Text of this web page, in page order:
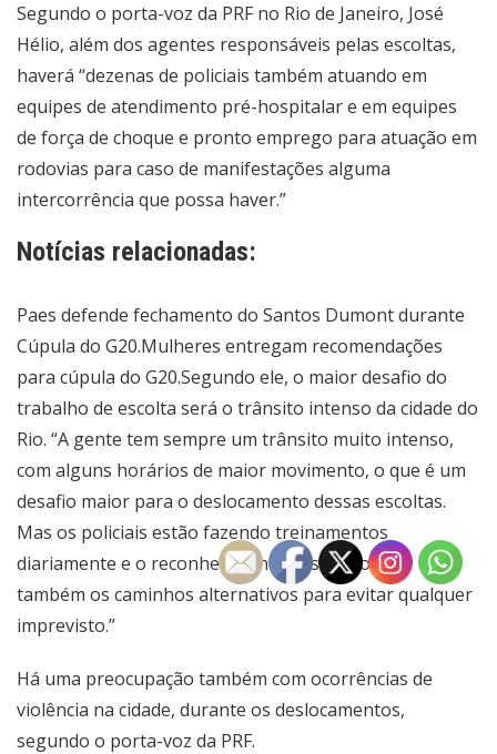
Segundo o porta-voz da PRF no Rio de Janeiro, José
Hélio, além dos agentes responsáveis pelas escoltas,
haverá “dezenas de policiais também atuando em
equipes de atendimento pré-hospitalar e em equipes
de força de choque e pronto emprego para atuação em
rodovias para caso de manifestações alguma
intercorrência que possa haver.”
Notícias relacionadas:
Paes defende fechamento do Santos Dumont durante
Cúpula do G20.Mulheres entregam recomendações
para cúpula do G20.Segundo ele, o maior desafio do
trabalho de escolta será o trânsito intenso da cidade do
Rio. “A gente tem sempre um trânsito muito intenso,
com alguns horários de maior movimento, o que é um
desafio maior para o deslocamento dessas escoltas.
Mas os policiais estão fazendo treinamentos
diariamente e o reconhecimento dessas rotas e
também os caminhos alternativos para evitar qualquer
imprevisto.”
Há uma preocupação também com ocorrências de
violência na cidade, durante os deslocamentos,
segundo o porta-voz da PRF.